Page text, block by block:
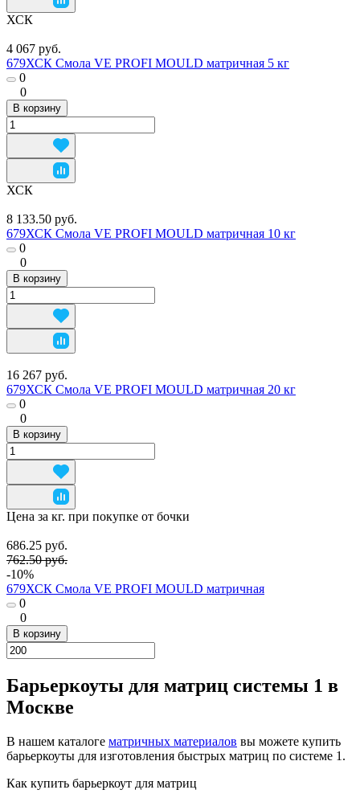
ХСК
4 067 руб.
679ХСК Смола VE PROFI MOULD матричная 5 кг
0
0
В корзину
ХСК
8 133.50 руб.
679ХСК Смола VE PROFI MOULD матричная 10 кг
0
0
В корзину
16 267 руб.
679ХСК Смола VE PROFI MOULD матричная 20 кг
0
0
В корзину
Цена за кг. при покупке от бочки
686.25 руб.
762.50 руб.
-10%
679ХСК Смола VE PROFI MOULD матричная
0
0
В корзину
Барьеркоуты для матриц системы 1 в
Москве
В нашем каталоге матричных материалов вы можете купить
барьеркоуты для изготовления быстрых матриц по системе 1.
Как купить барьеркоут для матриц